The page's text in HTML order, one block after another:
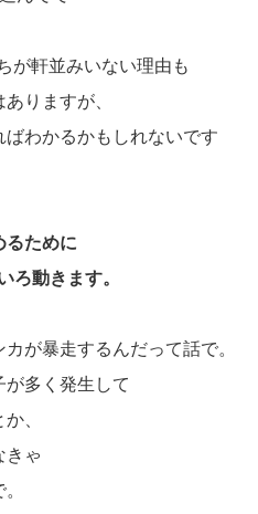
が軒並みいない理由も
りますが、
わかるかもしれないです
るために
ろ動きます。
が暴走するんだって話で。
多く発生して
、
きゃ